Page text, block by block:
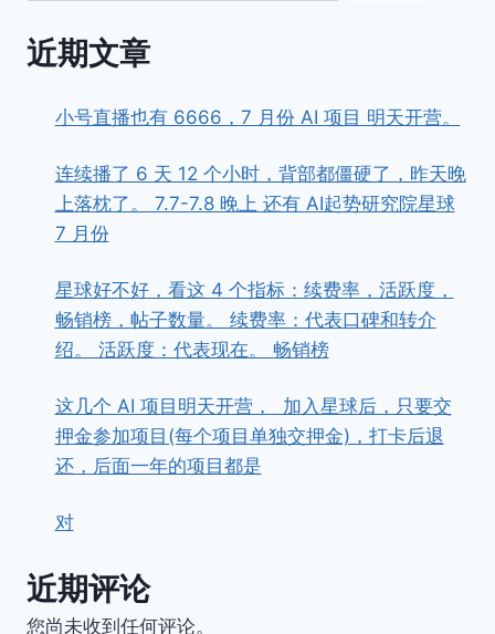
近期文章
小号直播也有 6666，7 月份 AI 项目 明天开营。
连续播了 6 天 12 个小时，背部都僵硬了，昨天晚
上落枕了。 7.7-7.8 晚上 还有 AI起势研究院星球
7 月份
星球好不好，看这 4 个指标：续费率，活跃度，
畅销榜，帖子数量。 续费率：代表口碑和转介
绍。 活跃度：代表现在。 畅销榜
这几个 AI 项目明天开营， ​ ​加入星球后，只要交
押金参加项目(每个项目单独交押金)，打卡后退
还，后面一年的项目都是
对
近期评论
您尚未收到任何评论。